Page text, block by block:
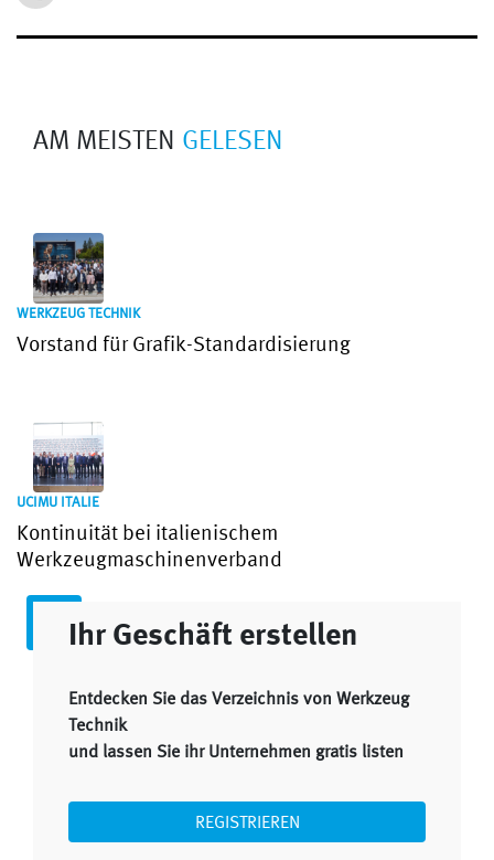
AM MEISTEN GELESEN
WERKZEUG TECHNIK
Vorstand für Grafik-Standardisierung
UCIMU ITALIE
Kontinuität bei italienischem
Werkzeugmaschinenverband
Ihr Geschäft erstellen
Entdecken Sie das Verzeichnis von Werkzeug
Technik
und lassen Sie ihr Unternehmen gratis listen
REGISTRIEREN